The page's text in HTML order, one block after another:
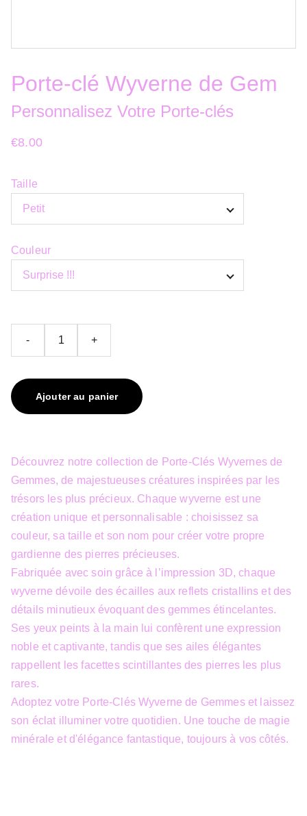
Porte-clé Wyverne de Gem
Personnalisez Votre Porte-clés
€8.00
Taille
Couleur
- +
Ajouter au panier
Découvrez notre collection de Porte-Clés Wyvernes de
Gemmes, de majestueuses créatures inspirées par les
trésors les plus précieux. Chaque wyverne est une
création unique et personnalisable : choisissez sa
couleur, sa taille et son nom pour créer votre propre
gardienne des pierres précieuses.
Fabriquée avec soin grâce à l’impression 3D, chaque
wyverne dévoile des écailles aux reflets cristallins et des
détails minutieux évoquant des gemmes étincelantes.
Ses yeux peints à la main lui confèrent une expression
noble et captivante, tandis que ses ailes élégantes
rappellent les facettes scintillantes des pierres les plus
rares.
Adoptez votre Porte-Clés Wyverne de Gemmes et laissez
son éclat illuminer votre quotidien. Une touche de magie
minérale et d'élégance fantastique, toujours à vos côtés.